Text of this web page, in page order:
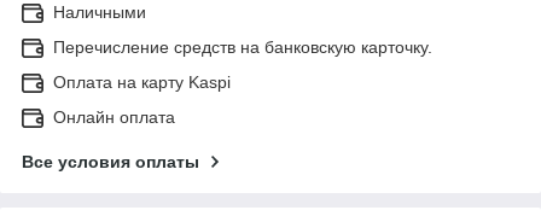
Наличными
Перечисление средств на банковскую карточку.
Оплата на карту Kaspi
Онлайн оплата
Все условия оплаты